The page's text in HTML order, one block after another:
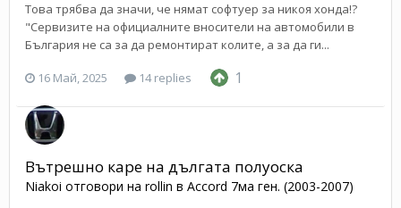
Това трябва да значи, че нямат софтуер за никоя хонда!?
"Сервизите на официалните вносители на автомобили в
България не са за да ремонтират колите, а за да ги...
16 Май, 2025 14 replies 1
Вътрешно каре на дългата полуоска
Niakoi отговори на rollin в Accord 7ма ген. (2003-2007)